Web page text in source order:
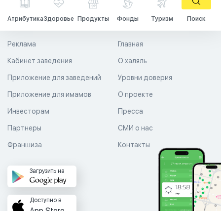
АтрибутикаЗдоровье Продукты Фонды Туризм Поиск
Главная
О халяль
Уровни доверия
Реклама
Кабинет заведения
Приложение для заведений
Приложение для имамов О проекте
Пресса
СМИ о нас
Контакты
Инвесторам
Партнеры
Франшиза
Загрузить на
Доступно в